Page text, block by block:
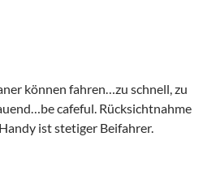
können fahren…zu schnell, zu
cafeful. Rücksichtnahme
ist stetiger Beifahrer.